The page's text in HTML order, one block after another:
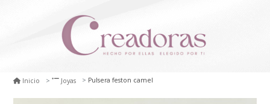
Inicio Joyas Pulsera feston camel